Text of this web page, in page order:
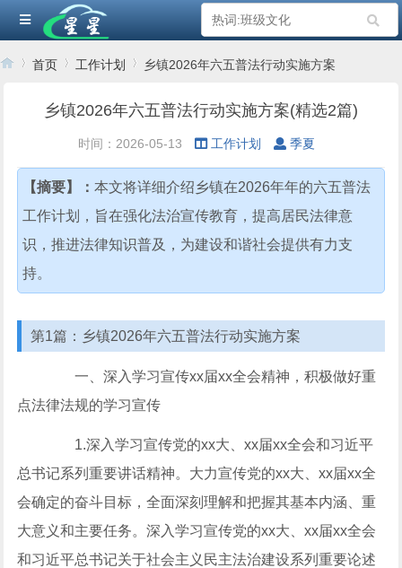
首页 工作计划
›
乡镇2026年六五普法行动实施方案
乡镇2026年六五普法行动实施方案(精选2篇)
时间：2026-05-13 工作计划 季夏
【摘要】：本文将详细介绍乡镇在2026年年的六五普法
工作计划，旨在强化法治宣传教育，提高居民法律意
识，推进法律知识普及，为建设和谐社会提供有力支
持。
第1篇：乡镇2026年六五普法行动实施方案
一、深入学习宣传xx届xx全会精神，积极做好重
点法律法规的学习宣传
1.深入学习宣传党的xx大、xx届xx全会和习近平
总书记系列重要讲话精神。大力宣传党的xx大、xx届xx全
会确定的奋斗目标，全面深刻理解和把握其基本内涵、重
大意义和主要任务。深入学习宣传党的xx大、xx届xx全会
和习近平总书记关于社会主义民主法治建设系列重要论述